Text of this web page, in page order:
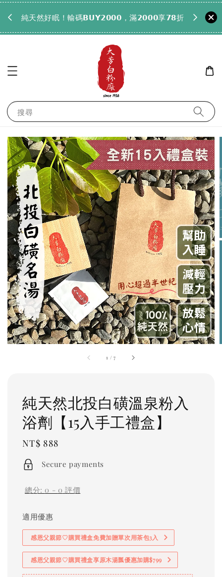
純天然好眠！輸碼𝗕𝗨𝗬𝟮𝟬𝟬𝟬，滿𝟮𝟬𝟬𝟬享𝟳𝟴折
搜尋
1 /7
純天然北投白磺溫泉粉入
浴劑【15入手工禮盒】
Regular
price
NT$ 888
Secure payments
總分: 0 - 0 評價
適用優惠
感恩父親節♡購買禮盒免費加贈單次用茶包3入
感恩父親節♡購買禮盒享原木湯瓢優惠加購$799